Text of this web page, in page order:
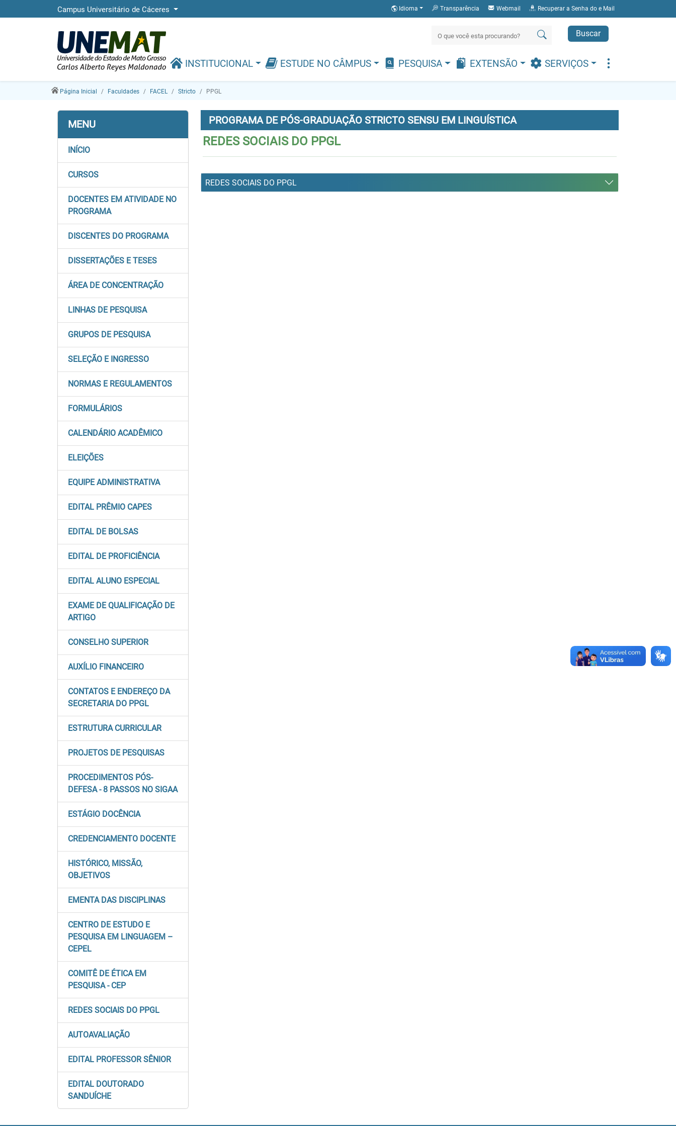
Campus Universitário de Cáceres Idioma Transparência Webmail Recuperar a Senha do e Mail
Buscar
INSTITUCIONAL ESTUDE NO CÂMPUS PESQUISA EXTENSÃO SERVIÇOS
Página Inicial Faculdades FACEL Stricto PPGL
MENU
INÍCIO
CURSOS
DOCENTES EM ATIVIDADE NO
PROGRAMA
DISCENTES DO PROGRAMA
DISSERTAÇÕES E TESES
ÁREA DE CONCENTRAÇÃO
LINHAS DE PESQUISA
GRUPOS DE PESQUISA
SELEÇÃO E INGRESSO
NORMAS E REGULAMENTOS
FORMULÁRIOS
CALENDÁRIO ACADÊMICO
ELEIÇÕES
EQUIPE ADMINISTRATIVA
EDITAL PRÊMIO CAPES
EDITAL DE BOLSAS
EDITAL DE PROFICIÊNCIA
EDITAL ALUNO ESPECIAL
EXAME DE QUALIFICAÇÃO DE
ARTIGO
CONSELHO SUPERIOR
AUXÍLIO FINANCEIRO
CONTATOS E ENDEREÇO DA
SECRETARIA DO PPGL
ESTRUTURA CURRICULAR
PROJETOS DE PESQUISAS
PROCEDIMENTOS PÓS-
DEFESA - 8 PASSOS NO SIGAA
ESTÁGIO DOCÊNCIA
CREDENCIAMENTO DOCENTE
HISTÓRICO, MISSÃO,
OBJETIVOS
EMENTA DAS DISCIPLINAS
CENTRO DE ESTUDO E
PESQUISA EM LINGUAGEM –
CEPEL
COMITÊ DE ÉTICA EM
PESQUISA - CEP
REDES SOCIAIS DO PPGL
AUTOAVALIAÇÃO
EDITAL PROFESSOR SÊNIOR
EDITAL DOUTORADO
SANDUÍCHE
PROGRAMA DE PÓS-GRADUAÇÃO STRICTO SENSU EM LINGUÍSTICA
REDES SOCIAIS DO PPGL
REDES SOCIAIS DO PPGL